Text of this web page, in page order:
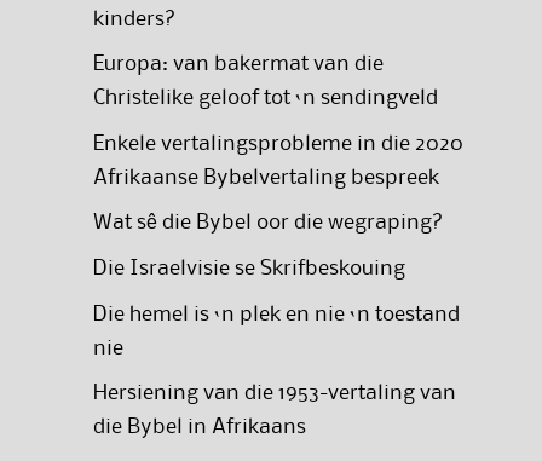
kinders?
Europa: van bakermat van die
Christelike geloof tot ‘n sendingveld
Enkele vertalingsprobleme in die 2020
Afrikaanse Bybelvertaling bespreek
Wat sê die Bybel oor die wegraping?
Die Israelvisie se Skrifbeskouing
Die hemel is ‘n plek en nie ‘n toestand
nie
Hersiening van die 1953-vertaling van
die Bybel in Afrikaans